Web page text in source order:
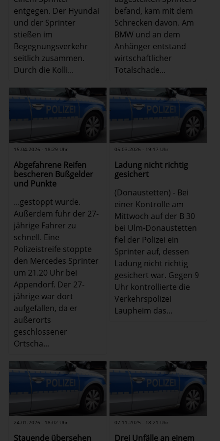
entgegen. Der Hyundai
und der Sprinter
stießen im
Begegnungsverkehr
seitlich zusammen.
Durch die Kolli...
befand, kam mit dem
Schrecken davon. Am
BMW und an dem
Anhänger entstand
wirtschaftlicher
Totalschade...
15.04.2026 - 18:29 Uhr
Abgefahrene Reifen
bescheren Bußgelder
und Punkte
...gestoppt wurde.
Außerdem fuhr der 27-
jährige Fahrer zu
schnell. Eine
Polizeistreife stoppte
den Mercedes Sprinter
um 21.20 Uhr bei
Appendorf. Der 27-
jährige war dort
aufgefallen, da er
außerorts
geschlossener
Ortscha...
05.03.2026 - 19:17 Uhr
Ladung nicht richtig
gesichert
(Donaustetten) - Bei
einer Kontrolle am
Mittwoch auf der B 30
bei Ulm-Donaustetten
fiel der Polizei ein
Sprinter auf, dessen
Ladung nicht richtig
gesichert war. Gegen 9
Uhr kontrollierte die
Verkehrspolizei
Laupheim das...
24.01.2026 - 18:02 Uhr
Stauende übersehen
07.11.2025 - 18:21 Uhr
Drei Unfälle an einem